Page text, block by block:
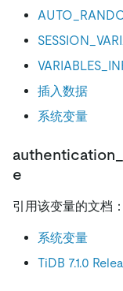
插入数据
系统变量
e
引用该变量的文档：
系统变量
TiDB 7.1.0